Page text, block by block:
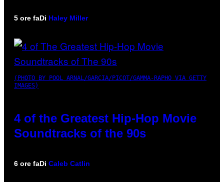
5 ore faDi Haley Miller
(PHOTO BY POOL ARNAL/GARCIA/PICOT/GAMMA-RAPHO VIA GETTY
IMAGES)
4 of the Greatest Hip-Hop Movie
Soundtracks of the 90s
6 ore faDi Caleb Catlin